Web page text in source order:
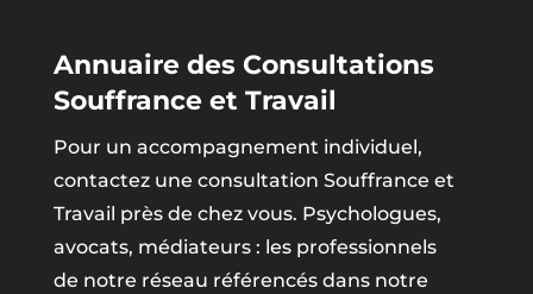
Annuaire des Consultations
Souffrance et Travail
Pour un accompagnement individuel,
contactez une consultation Souffrance et
Travail près de chez vous. Psychologues,
avocats, médiateurs : les professionnels
de notre réseau référencés dans notre